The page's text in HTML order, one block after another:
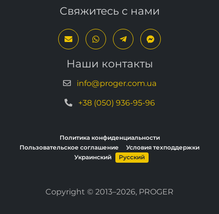
Наши контакты
info@proger.com.ua
+38 (050) 936-95-96
Украинский
Русский